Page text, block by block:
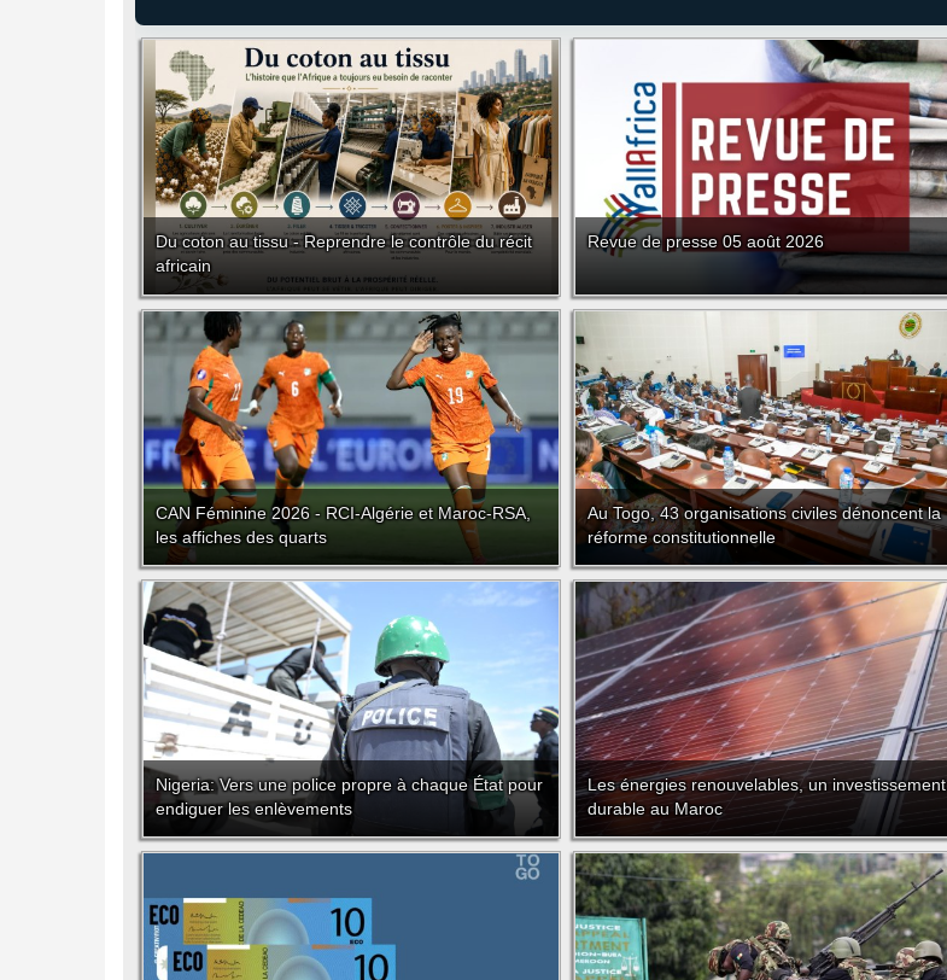
Du coton au tissu - Reprendre le contrôle du récit
africain
Revue de presse 05 août 2026
CAN Féminine 2026 - RCI-Algérie et Maroc-RSA,
les affiches des quarts
Au Togo, 43 organisations civiles dénoncent la
réforme constitutionnelle
Nigeria: Vers une police propre à chaque État pour
endiguer les enlèvements
Les énergies renouvelables, un investissement
durable au Maroc